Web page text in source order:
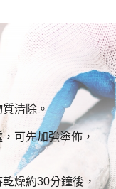
質清除。
可先加強塗佈，
燥約30分鐘後，